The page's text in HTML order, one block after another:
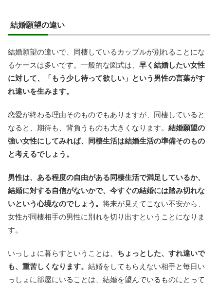
結婚願望の違い
結婚願望の違いで、同棲しているカップルが別れることにな
るケースは多いです。一般的な図式は、 早く結婚したい女性
に対して、「もう少し待って欲しい」という男性の言葉がす
れ違いを生みます。
恋愛が終わる理由そのものでもありますが、同棲していると
なると、期待も、背負うものも大きくなります。 結婚願望の
強い女性にしてみれば、同棲生活は結婚生活の準備そのもの
と考えるでしょう。
男性は、ある程度の自由がある同棲生活で満足しているか、
結婚に対する自信がないかで、今すぐの結婚には踏み切れな
いという心境なのでしょう。 将来が見えてこない不安から、
女性が同棲相手の男性に別れを切り出すということになりま
す。
いっしょに暮らすということは、 ちょっとした、すれ違いで
も、重苦しくなります。 結婚をしてもらえない相手と毎日い
っしょに部屋にいることは、結婚を望んでいるものにとって